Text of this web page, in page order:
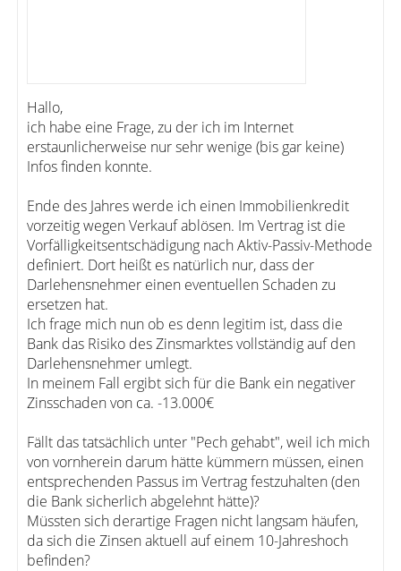
Hallo,
ich habe eine Frage, zu der ich im Internet
erstaunlicherweise nur sehr wenige (bis gar keine)
Infos finden konnte.
Ende des Jahres werde ich einen Immobilienkredit
vorzeitig wegen Verkauf ablösen. Im Vertrag ist die
Vorfälligkeitsentschädigung nach Aktiv-Passiv-Methode
definiert. Dort heißt es natürlich nur, dass der
Darlehensnehmer einen eventuellen Schaden zu
ersetzen hat.
Ich frage mich nun ob es denn legitim ist, dass die
Bank das Risiko des Zinsmarktes vollständig auf den
Darlehensnehmer umlegt.
In meinem Fall ergibt sich für die Bank ein negativer
Zinsschaden von ca. -13.000€
Fällt das tatsächlich unter "Pech gehabt", weil ich mich
von vornherein darum hätte kümmern müssen, einen
entsprechenden Passus im Vertrag festzuhalten (den
die Bank sicherlich abgelehnt hätte)?
Müssten sich derartige Fragen nicht langsam häufen,
da sich die Zinsen aktuell auf einem 10-Jahreshoch
befinden?